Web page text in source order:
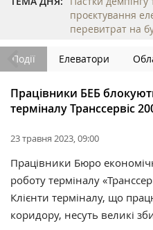
проєктування
перевитрат на
Події Елеватори
Працівники БЕБ
терміналу Транссервіс
23 травня 2023, 09:00
Працівники Бюро
роботу терміналу
Клієнти терміналу, що
коридору, несуть великі